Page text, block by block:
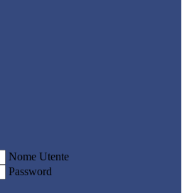
Nome Utente
Password